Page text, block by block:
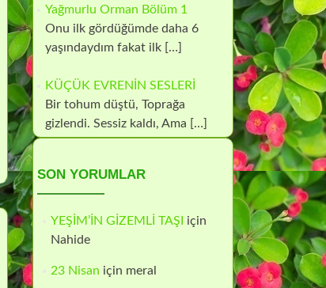
Yağmurlu Orman Bölüm 1
Onu ilk gördüğümde daha 6
yaşındaydım fakat ilk […]
KÜÇÜK EVRENİN SESLERİ
Bir tohum düştü, Toprağa
gizlendi. Sessiz kaldı, Ama […]
SON YORUMLAR
YEŞİM’İN GİZEMLİ TAŞI
için
Nahide
23 Nisan için meral